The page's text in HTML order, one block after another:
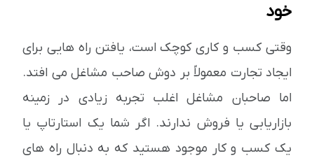
خود
وقتی کسب و کاری کوچک است، یافتن راه هایی برای
ایجاد تجارت معمولاً بر دوش صاحب مشاغل می افتد.
اما صاحبان مشاغل اغلب تجربه زیادی در زمینه
بازاریابی یا فروش ندارند. اگر شما یک استارتاپ یا
یک کسب و کار موجود هستید که به دنبال راه های